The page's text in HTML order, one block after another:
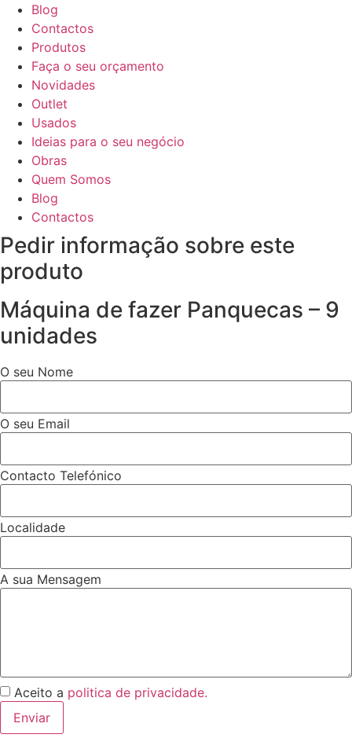
Blog
Contactos
Produtos
Faça o seu orçamento
Novidades
Outlet
Usados
Ideias para o seu negócio
Obras
Quem Somos
Blog
Contactos
Pedir informação sobre este
produto
Máquina de fazer Panquecas – 9
unidades
O seu Nome
O seu Email
Contacto Telefónico
Localidade
A sua Mensagem
Aceito a politica de privacidade.
Enviar